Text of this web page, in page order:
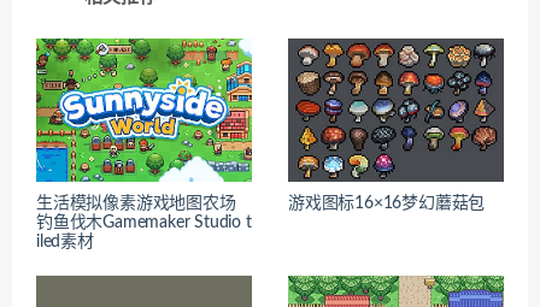
生活模拟像素游戏地图农场
钓鱼伐木Gamemaker Studio t
iled素材
游戏图标16×16梦幻蘑菇包